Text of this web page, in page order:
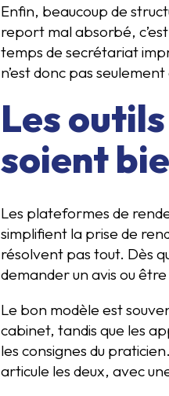
Enfin, beaucoup de
report mal absorbé,
temps de secrétariat
n’est donc pas
Les
soient
Les plateformes de
simplifient la prise de
résolvent pas tout. Dès
demander un avis ou
Le bon modèle est
cabinet, tandis que les
les consignes du
articule les deux, avec